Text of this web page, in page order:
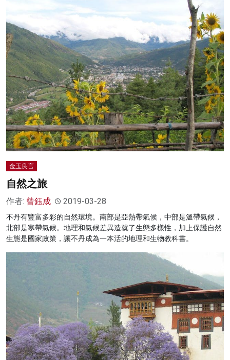
金玉良言
自然之旅
作者: 曾鈺成 2019-03-28
不丹有豐富多彩的自然環境。南部是亞熱帶氣候，中部是溫帶氣候，
北部是寒帶氣候。地理和氣候差異造就了生態多樣性，加上保護自然
生態是國家政策，讓不丹成為一本活的地理和生物教科書。